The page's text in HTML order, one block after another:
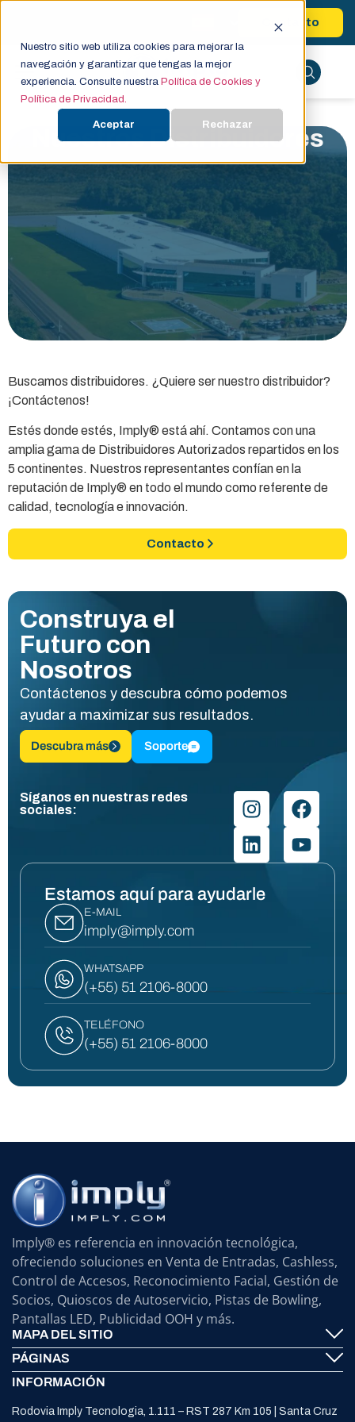
Nuestro sitio web utiliza cookies para mejorar la
navegación y garantizar que tengas la mejor
experiencia. Consulte nuestra Política de Cookies y
Política de Privacidad.
Aceptar Rechazar
Contacto
Nuestros Distribuidores
Buscamos distribuidores. ¿Quiere ser nuestro distribuidor?
¡Contáctenos!
Estés donde estés, Imply® está ahí. Contamos con una
amplia gama de Distribuidores Autorizados repartidos en los
5 continentes. Nuestros representantes confían en la
reputación de Imply® en todo el mundo como referente de
calidad, tecnología e innovación.
Contacto
Construya el
Futuro con
Nosotros
Contáctenos y descubra cómo podemos
ayudar a maximizar sus resultados.
Descubra más Soporte
Síganos en nuestras redes
sociales:
Estamos aquí para ayudarle
E-MAIL
imply@imply.com
WHATSAPP
(+55) 51 2106-8000
TELÉFONO
(+55) 51 2106-8000
Imply® es referencia en innovación tecnológica,
ofreciendo soluciones en Venta de Entradas, Cashless,
Control de Accesos, Reconocimiento Facial, Gestión de
Socios, Quioscos de Autoservicio, Pistas de Bowling,
Pantallas LED, Publicidad OOH y más.
MAPA DEL SITIO
Imply® Tecnología
Self Service ATMS
PÁGINAS
Contáctenos
Soporte
INFORMACIÓN
Rodovia Imply Tecnologia, 1.111 – RST 287 Km 105 | Santa Cruz